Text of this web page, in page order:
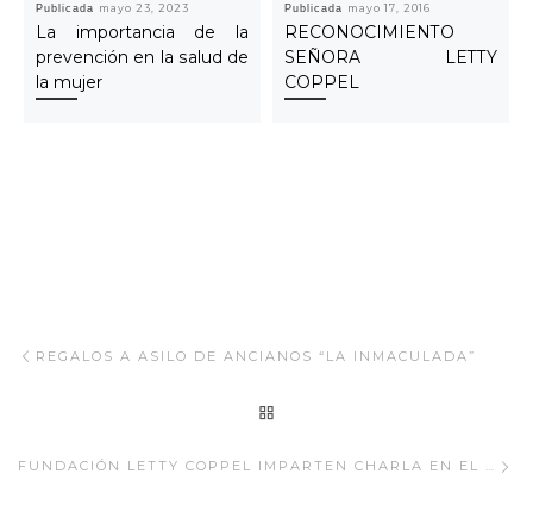
Publicada mayo 23, 2023
La importancia de la
prevención en la salud de
la mujer
Publicada mayo 17, 2016
RECONOCIMIENTO
SEÑORA LETTY
COPPEL
Navegar Artículo
REGALOS A ASILO DE ANCIANOS “LA INMACULADA”
FUNDACIÓN LETTY COPPEL IMPARTEN CHARLA EN EL CECYTE 07 DE SAN JOSÉ DEL CABO.